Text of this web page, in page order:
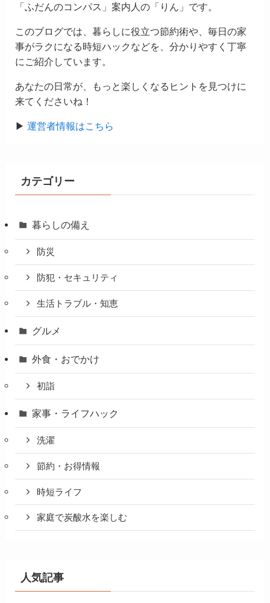
「ふだんのコンパス」案内人の「りん」です。
このブログでは、暮らしに役立つ節約術や、毎日の家
事がラクになる時短ハックなどを、分かりやすく丁寧
にご紹介しています。
あなたの日常が、もっと楽しくなるヒントを見つけに
来てくださいね！
▶ 運営者情報はこちら
カテゴリー
暮らしの備え
防災
防犯・セキュリティ
生活トラブル・知恵
グルメ
外食・おでかけ
初詣
家事・ライフハック
洗濯
節約・お得情報
時短ライフ
家庭で炭酸水を楽しむ
人気記事